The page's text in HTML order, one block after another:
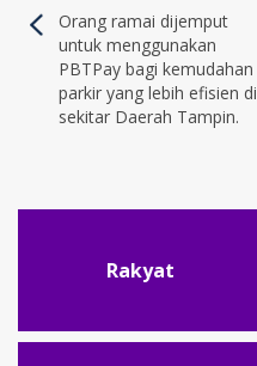
Orang ramai dijemput
untuk menggunakan
PBTPay bagi kemudahan
parkir yang lebih efisien di
sekitar Daerah Tampin.
Rakyat